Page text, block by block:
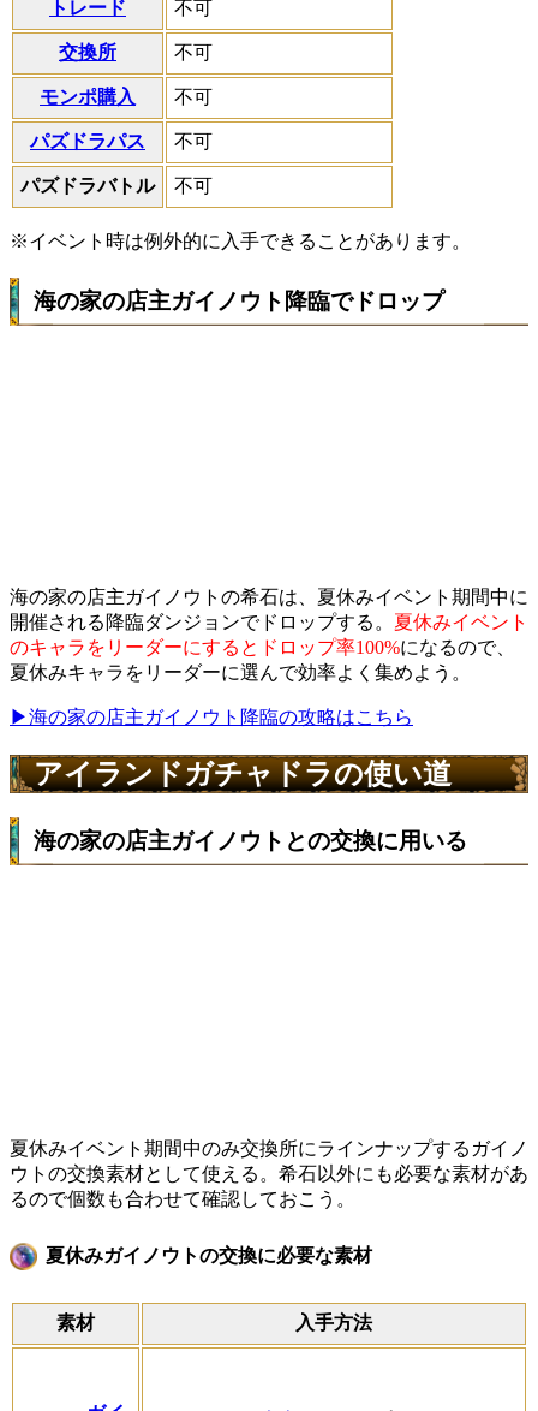
トレード 不可
交換所 不可
モンポ購入 不可
パズドラパス 不可
パズドラバトル 不可
※イベント時は例外的に入手できることがあります。
海の家の店主ガイノウト降臨でドロップ
海の家の店主ガイノウトの希石は、夏休みイベント期間中に
開催される降臨ダンジョンでドロップする。 夏休みイベント
のキャラをリーダーにするとドロップ率100%になるので、
夏休みキャラをリーダーに選んで効率よく集めよう。
▶海の家の店主ガイノウト降臨の攻略はこちら
アイランドガチャドラの使い道
海の家の店主ガイノウトとの交換に用いる
夏休みイベント期間中のみ交換所にラインナップするガイノ
ウトの交換素材として使える。希石以外にも必要な素材があ
るので個数も合わせて確認しておこう。
夏休みガイノウトの交換に必要な素材
素材 入手方法